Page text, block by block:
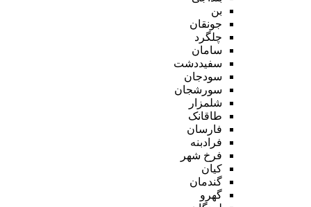
بن
جونقان
چلگرد
سامان
سفیددشت
سودجان
سورشجان
شلمزار
طاقانک
فارسان
فرادبنه
فرخ شهر
کیان
گندمان
گهرو